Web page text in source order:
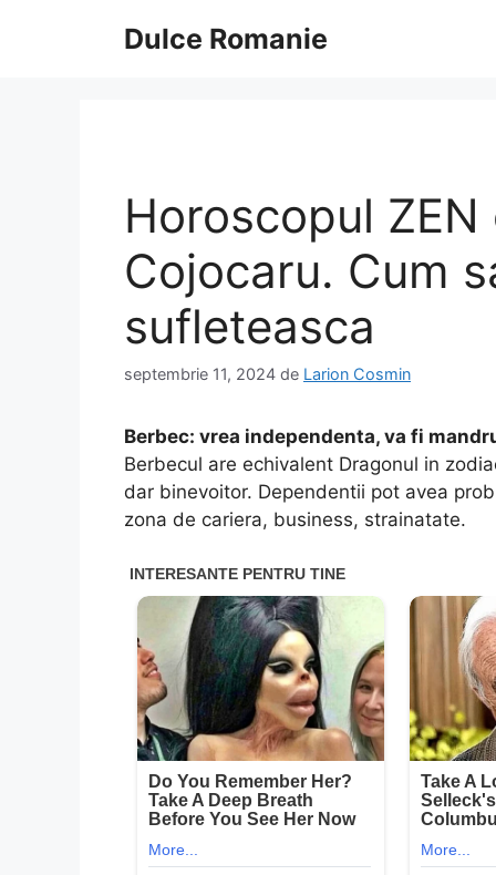
Dulce Romanie
Horoscopul
Cojocaru. Cum
sufleteasca
septembrie 11, 2024 de Larion Cosmin
Berbec: vrea independenta, va fi
Berbecul are echivalent Dragonul in
dar binevoitor. Dependentii pot avea
zona de cariera, business, strainatate.